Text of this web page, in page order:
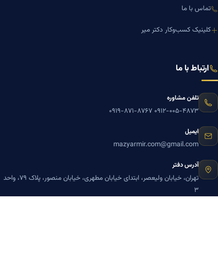
تماس با ما
کلینیک کسب‌وکار دکتر میر
ارتباط با ما
تلفن مشاوره
۰۹۱۲-۰۰۵-۴۸۷۳ ۰۹۱۹-۸۷۱-۸۷۶۷
ایمیل
mazyarmir.com@gmail.com
آدرس دفتر
تهران، خیابان ولیعصر، ابتدای خیابان مطهری، خیابان منصور، پلاک ۷۹، واحد
۳